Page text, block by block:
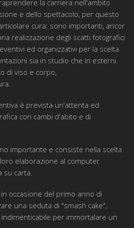
la carriera nell'ambito
e dello spettacolo, per questo
cura: sono importanti, ancor
realizzazione degli scatti fotografici
ed organizzativi per la scelta
sia in studio che in esterni.
di viso e corpo,
è prevista un'attenta ed
con cambi d'abito e di
importante e consiste nella scelta
elaborazione al computer
su carta.
occasione del primo anno di
una seduta di "smash cake",
per immortalare un